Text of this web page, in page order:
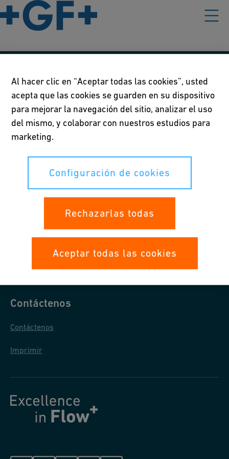
Nuestras políticas
Condiciones de uso
Declaración de privacidad
Configuración de cookies
Sus derechos
Condiciones Generales de Venta
Protección de Datos
Contáctenos
Contáctenos
Imprimir
Al hacer clic en “Aceptar todas las cookies”, usted
acepta que las cookies se guarden en su dispositivo
para mejorar la navegación del sitio, analizar el uso
del mismo, y colaborar con nuestros estudios para
marketing.
Configuración de cookies
Rechazarlas todas
Aceptar todas las cookies